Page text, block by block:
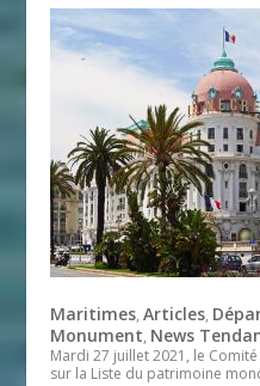
Maritimes,Articles,
Monument, News
Mardi 27 juillet 2021, le
sur la Liste du patrimoine